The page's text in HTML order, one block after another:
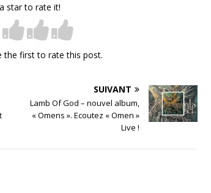
star to rate it!
the first to rate this post.
SUIVANT
Lamb Of God – nouvel album,
« Omens ». Ecoutez « Omen »
Live !